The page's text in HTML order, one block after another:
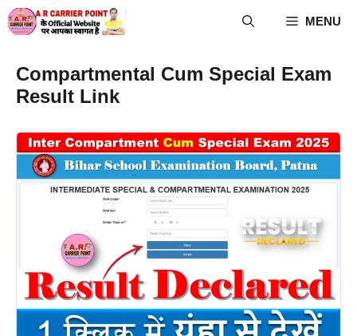
Skip
to
MENU
Compartmental Cum Special Exam
Result Link